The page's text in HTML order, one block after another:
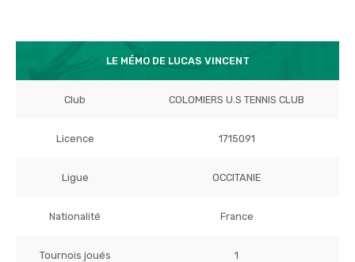
LE MÉMO DE LUCAS VINCENT
Club COLOMIERS U.S TENNIS CLUB
Licence 1715091
Ligue OCCITANIE
Nationalité France
Tournois joués 1